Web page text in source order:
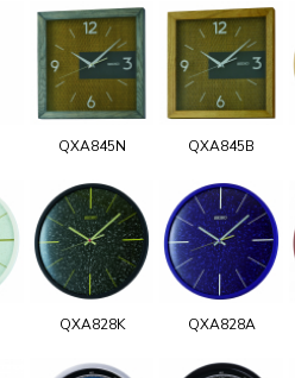
QXA845N QXA845B
QXA828K QXA828A